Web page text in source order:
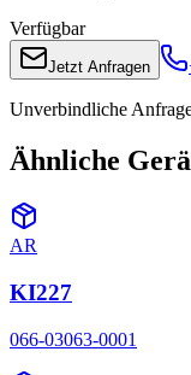
Verfügbar
Jetzt Anfragen
Unverbindliche
Ähnliche
AR
KI227
066-03063-0001